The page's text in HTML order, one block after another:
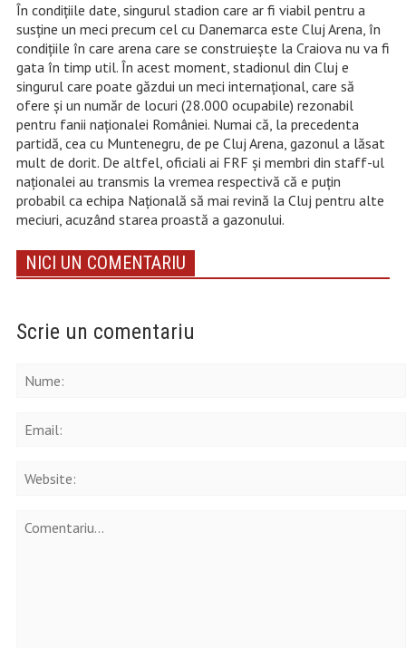
În condițiile date, singurul stadion care ar fi viabil pentru a
susține un meci precum cel cu Danemarca este Cluj Arena, în
condițiile în care arena care se construiește la Craiova nu va fi
gata în timp util. În acest moment, stadionul din Cluj e
singurul care poate găzdui un meci internațional, care să
ofere și un număr de locuri (28.000 ocupabile) rezonabil
pentru fanii naționalei României. Numai că, la precedenta
partidă, cea cu Muntenegru, de pe Cluj Arena, gazonul a lăsat
mult de dorit. De altfel, oficiali ai FRF și membri din staff-ul
naționalei au transmis la vremea respectivă că e puțin
probabil ca echipa Națională să mai revină la Cluj pentru alte
meciuri, acuzând starea proastă a gazonului.
NICI UN COMENTARIU
Scrie un comentariu